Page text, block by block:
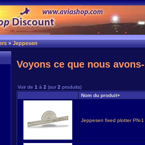
»Jeppesen
Voyons ce que nous
Voir de 1 à 2 (sur2 produits)
Nom du produit+
Jeppesen fixed plotter PN-1